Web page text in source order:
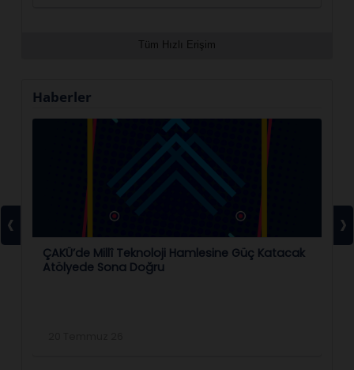
Tüm Hızlı Erişim
Haberler
ÇAKÜ’de Millî Teknoloji Hamlesine Güç Katacak
Atölyede Sona Doğru
‹ ›